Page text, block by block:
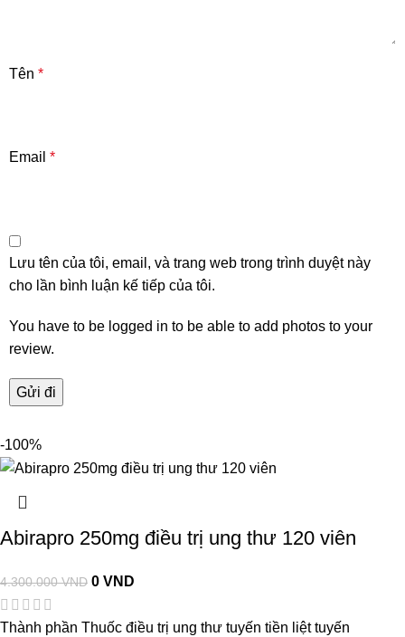
Tên*
Email*
Lưu tên của tôi, email, và trang web trong trình duyệt này
cho lần bình luận kế tiếp của tôi.
You have to be logged in to be able to add photos to your
review.
-100%
Abirapro 250mg điều trị ung thư 120 viên
4.300.000VND 0VND
Thành phần Thuốc điều trị ung thư tuyến tiền liệt tuyến